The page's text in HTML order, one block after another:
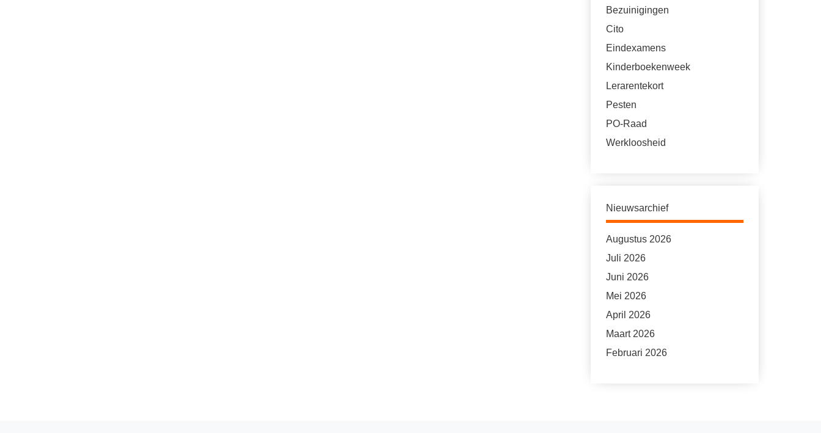
Bezuinigingen
Cito
Eindexamens
Kinderboekenweek
Lerarentekort
Pesten
PO-Raad
Werkloosheid
Nieuwsarchief
Augustus 2026
Juli 2026
Juni 2026
Mei 2026
April 2026
Maart 2026
Februari 2026